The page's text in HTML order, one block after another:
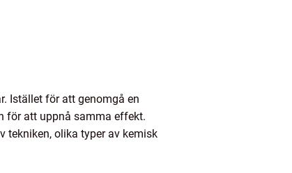
Istället för att genomgå en
för att uppnå samma effekt.
tekniken, olika typer av kemisk